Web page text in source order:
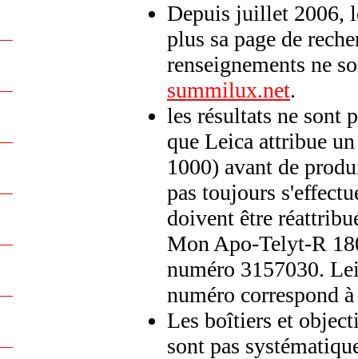
Depuis juillet 2006,
plus sa page de
renseignements ne
summilux.net.
les résultats ne sont
que Leica attribue
1000) avant de
pas toujours
doivent être
Mon Apo-Telyt-R
numéro 3157030.
numéro correspond
Les boîtiers et
sont pas